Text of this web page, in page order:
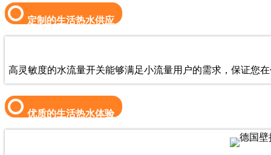
定制的生活热水供应
高灵敏度的水流量开关能够满足小流量用户的需求，保证您
优质的生活热水体验